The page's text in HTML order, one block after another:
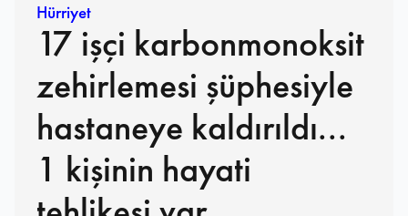
Hürriyet
17 işçi karbonmonoksit
zehirlemesi şüphesiyle
hastaneye kaldırıldı...
1 kişinin hayati